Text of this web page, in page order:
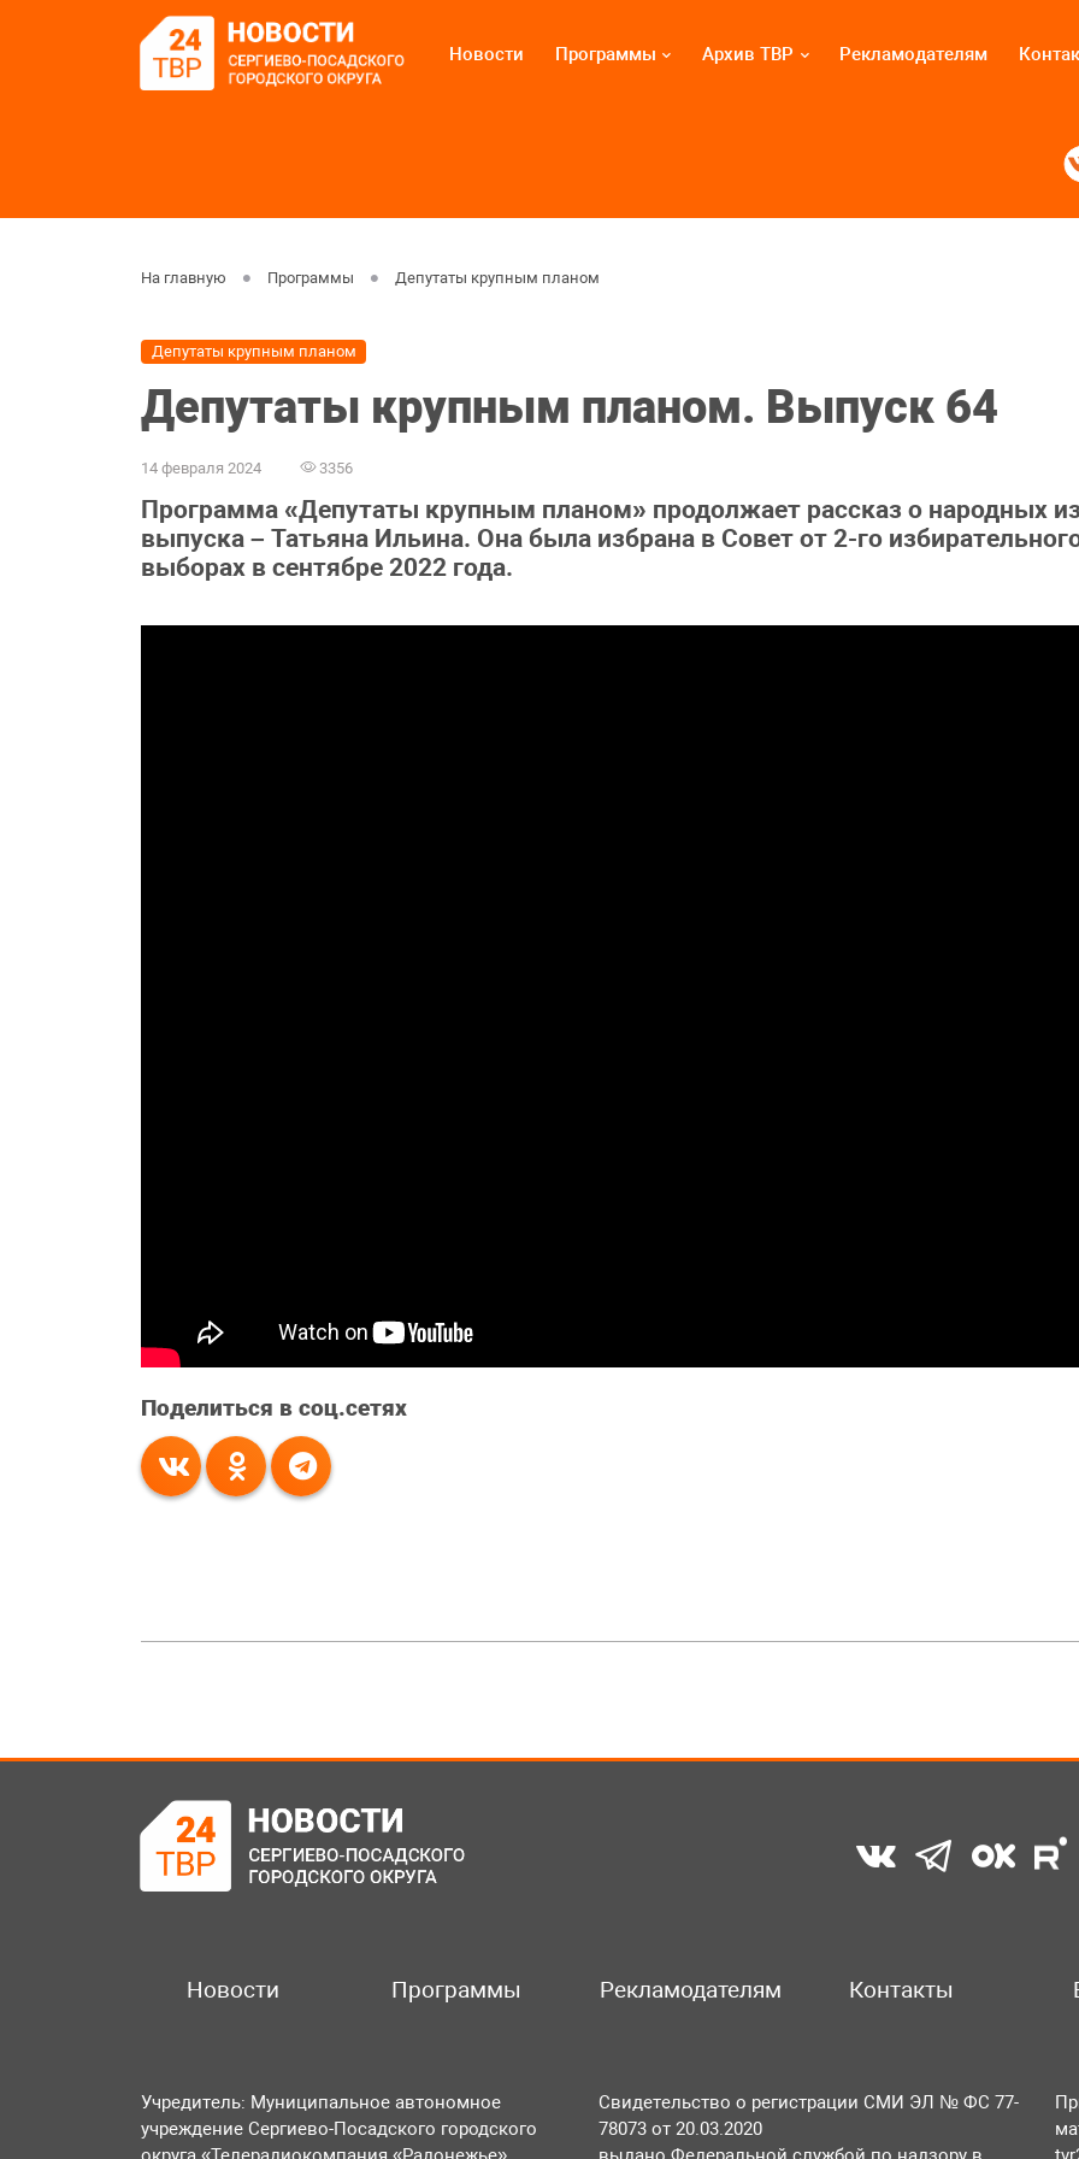
Новости Программы Архив ТВР Рекламодателям
На главную Программы Депутаты крупным планом
Депутаты крупным планом
Депутаты крупным планом. Выпуск 64
14 февраля 2024 3356
Программа «Депутаты крупным планом» продолжает рассказ о народных
выпуска – Татьяна Ильина. Она была избрана в Совет от 2-го
выборах в сентябре 2022 года.
Поделиться в соц.сетях
Новости Программы Рекламодателям Контакты
Учредитель: Муниципальное автономное
учреждение Сергиево-Посадского городского
Свидетельство о регистрации СМИ ЭЛ № ФС 77-
78073 от 20.03.2020